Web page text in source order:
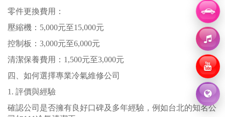
零件更換費用：
壓縮機：5,000元至15,000元
控制板：3,000元至6,000元
清潔保養費用：1,500元至3,000元
四、如何選擇專業冷氣維修公司
1. 評價與經驗
確認公司是否擁有良好口碑及多年經驗，例如台北的知名公